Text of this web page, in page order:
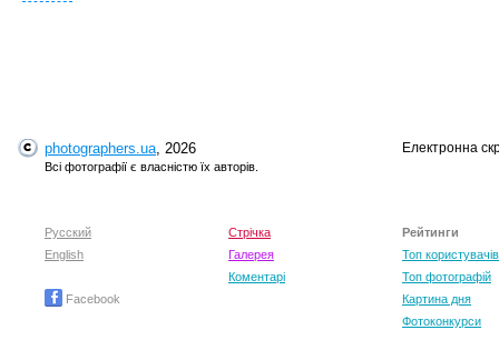
photographers.ua, 2026
Всі фотографії є власністю їх авторів.
Електронна
Русский
English
Facebook
Стрічка
Галерея
Коментарі
Рейтинги
Топ користувачів
Топ фотографій
Картина дня
Фотоконкурси